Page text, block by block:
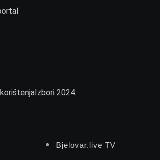
Izbori 2024.
Bjelovar.live TV